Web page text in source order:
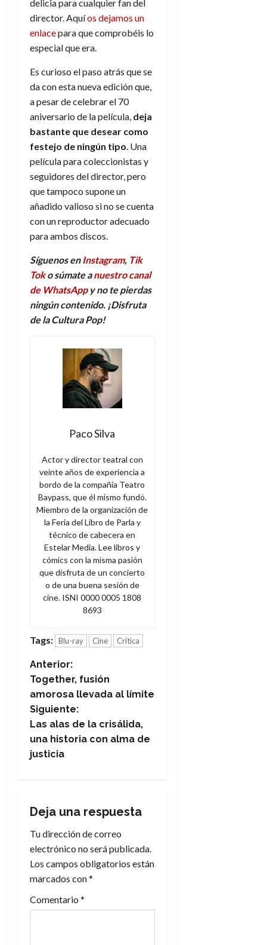
delicia para cualquier fan del
director. Aquíos dejamos un
enlacepara que comprobéis lo
especial que era.
Es curioso el paso atrás que se
da con esta nueva edición que,
a pesar de celebrar el 70
aniversario de la película, deja
bastante que desear como
festejo de ningún tipo. Una
película para coleccionistas y
seguidores del director, pero
que tampoco supone un
añadido valioso si no se cuenta
con un reproductor adecuado
para ambos discos.
Síguenos enInstagram, Tik
Toko súmate anuestro canal
de WhatsAppy no te pierdas
ningún contenido. ¡Disfruta
de la Cultura Pop!
Paco Silva
Actor y director teatral con
veinte años de experiencia a
bordo de la compañía Teatro
Baypass, que él mismo fundó.
Miembro de la organización de
la Feria del Libro de Parla y
técnico de cabecera en
Estelar Media. Lee libros y
cómics con la misma pasión
que disfruta de un concierto
o de una buena sesión de
cine. ISNI 0000 0005 1808
8693
Tags: Blu-ray Cine Crítica
N
a
v
e
c
i
ó
n
Anterior:
Together, fusión
amorosa llevada al límite
Siguiente:
Las alas de la crisálida,
una historia con alma de
justicia
Deja una respuesta
Tu dirección de correo
electrónico no será publicada.
Los campos obligatorios están
marcados con*
Comentario *